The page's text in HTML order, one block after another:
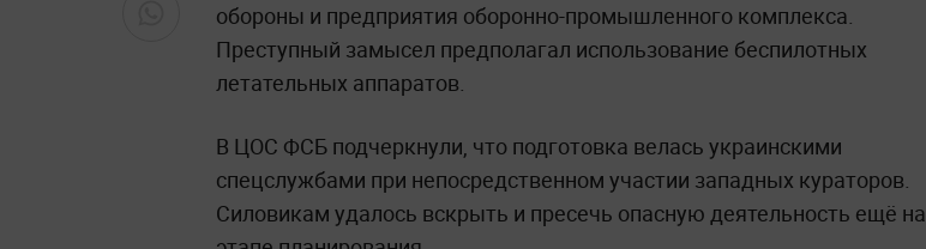
обороны и предприятия оборонно-промышленного комплекса.
Преступный замысел предполагал использование беспилотных
летательных аппаратов.
В ЦОС ФСБ подчеркнули, что подготовка велась украинскими
спецслужбами при непосредственном участии западных кураторов.
Силовикам удалось вскрыть и пресечь опасную деятельность ещё на